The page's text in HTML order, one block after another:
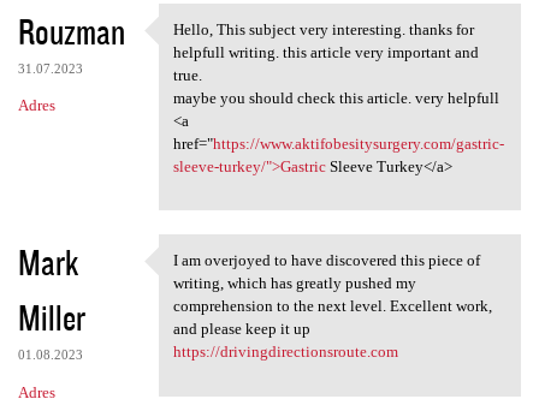
Rouzman
31.07.2023
Adres
Hello, This subject very
Hello, This subject very interesting. thanks for
helpfull writing. this article very important and
true.
maybe you should check this article. very helpfull
<a
href="https://www.aktifobesitysurgery.com/gastric-
sleeve-turkey/">GastricSleeve Turkey</a>
Mark
Miller
01.08.2023
Adres
I am overjoyed to have
I am overjoyed to have discovered this piece of
writing, which has greatly pushed my
comprehension to the next level. Excellent work,
and please keep it up
https://drivingdirectionsroute.com